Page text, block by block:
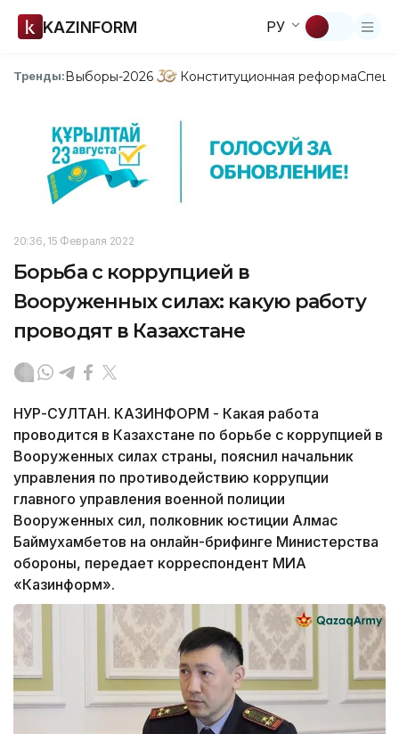
KAZINFORM РУ
Тренды:Выборы-2026 Конституционная реформа
20:36, 15 Февраля 2022
Борьба с коррупцией в
Вооруженных силах: какую работу
проводят в Казахстане
НУР-СУЛТАН. КАЗИНФОРМ - Какая работа
проводится в Казахстане по борьбе с коррупцией в
Вооруженных силах страны, пояснил начальник
управления по противодействию коррупции
главного управления военной полиции
Вооруженных сил, полковник юстиции Алмас
Баймухамбетов на онлайн-брифинге Министерства
обороны, передает корреспондент МИА
«Казинформ».